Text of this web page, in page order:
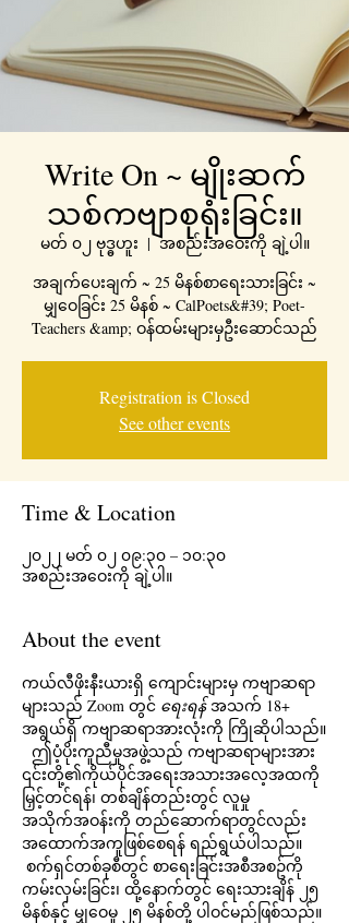
Write On ~ မျိုးဆက်
သစ်ကဗျာစုရုံးခြင်း။
မတ် ၀၂ ဗုဒ္ဓဟူး
  |
အစည်းအဝေးကို ချဲ့ပါ။
အချက်ပေးချက် ~ 25 မိနစ်စာရေးသားခြင်း ~
မျှဝေခြင်း 25 မိနစ် ~ CalPoets&#39; Poet-
Teachers &amp; ဝန်ထမ်းများမှဦးဆောင်သည်
Registration is Closed
See other events
Time & Location
၂၀၂၂ မတ် ၀၂ ၀၉:၃၀ – ၁၀:၃၀
အစည်းအဝေးကို ချဲ့ပါ။
About the event
ကယ်လီဖိုးနီးယားရှိ ကျောင်းများမှ ကဗျာဆရာ
များသည် Zoom တွင် ရေးရန် အသက် 18+
အရွယ်ရှိ ကဗျာဆရာအားလုံးကို ကြိုဆိုပါသည်။
ဤပံ့ပိုးကူညီမှုအဖွဲ့သည် ကဗျာဆရာများအား
၎င်းတို့၏ကိုယ်ပိုင်အရေးအသားအလေ့အထကို
မြှင့်တင်ရန်၊ တစ်ချိန်တည်းတွင် လူမှု
အသိုက်အဝန်းကို တည်ဆောက်ရာတွင်လည်း
အထောက်အကူဖြစ်စေရန် ရည်ရွယ်ပါသည်။
ကမ်းလှမ်းခြင်း၊ ထို့နောက်တွင် ရေးသားချိန် ၂၅
မိနစ်နှင့် မျှဝေမှု ၂၅ မိနစ်တို့ ပါဝင်မည်ဖြစ်သည်။